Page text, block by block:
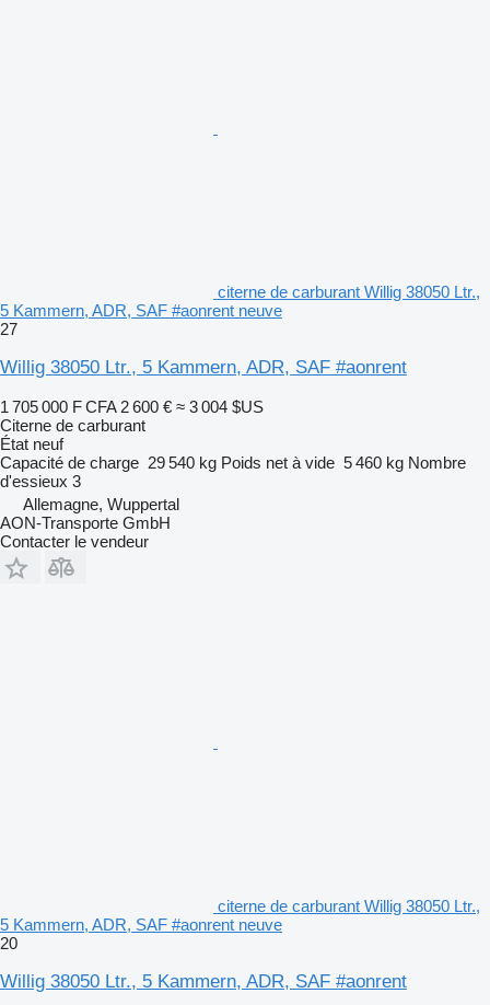
citerne de carburant Willig 38050 Ltr.,
5 Kammern, ADR, SAF #aonrent neuve
27
Willig 38050 Ltr., 5 Kammern, ADR, SAF #aonrent
1 705 000 F CFA 2 600 € ≈ 3 004 $US
Citerne de carburant
État neuf
Capacité de charge 29 540 kg Poids net à vide 5 460 kg Nombre
d'essieux 3
Allemagne, Wuppertal
AON-Transporte GmbH
Contacter le vendeur
citerne de carburant Willig 38050 Ltr.,
5 Kammern, ADR, SAF #aonrent neuve
20
Willig 38050 Ltr., 5 Kammern, ADR, SAF #aonrent